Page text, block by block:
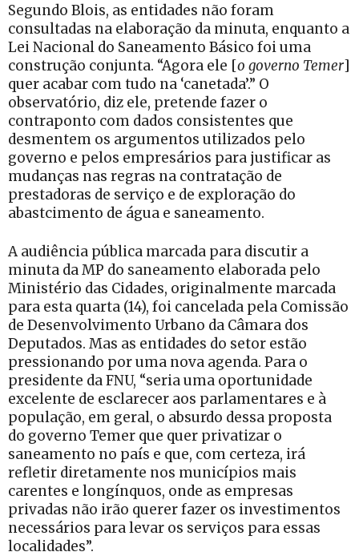
Segundo Blois, as entidades não foram
consultadas na elaboração da minuta, enquanto a
Lei Nacional do Saneamento Básico foi uma
construção conjunta. “Agora ele [o governo Temer]
quer acabar com tudo na ‘canetada’.” O
observatório, diz ele, pretende fazer o
contraponto com dados consistentes que
desmentem os argumentos utilizados pelo
governo e pelos empresários para justificar as
mudanças nas regras na contratação de
prestadoras de serviço e de exploração do
abastcimento de água e saneamento.
A audiência pública marcada para discutir a
minuta da MP do saneamento elaborada pelo
Ministério das Cidades, originalmente marcada
para esta quarta (14), foi cancelada pela Comissão
de Desenvolvimento Urbano da Câmara dos
Deputados. Mas as entidades do setor estão
pressionando por uma nova agenda. Para o
presidente da FNU, “seria uma oportunidade
excelente de esclarecer aos parlamentares e à
população, em geral, o absurdo dessa proposta
do governo Temer que quer privatizar o
saneamento no país e que, com certeza, irá
refletir diretamente nos municípios mais
carentes e longínquos, onde as empresas
privadas não irão querer fazer os investimentos
necessários para levar os serviços para essas
localidades”.